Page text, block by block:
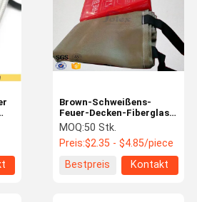
Brown-Schweißens-
Feuer-Decken-Fiberglas-
Feuer-Decke Materails
1.8m x 1.8m
MOQ:50 Stk.
Preis:$2.35 - $4.85/piece
Bestpreis
Kontakt